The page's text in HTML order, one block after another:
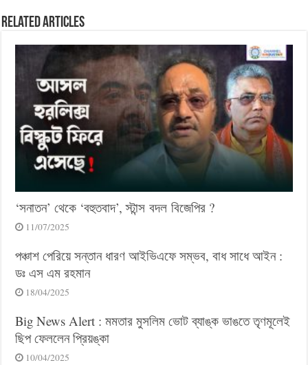
Related Articles
‘সনাতন’ থেকে ‘বহুতবাদ’, স্টান্স বদল বিজেপির ?
11/07/2025
পঞ্চাশ পেরিয়ে সন্তান ধারণ আইভিএফে সম্ভব, বাধ সাধে আইন :
ডঃ এস এম রহমান
18/04/2025
Big News Alert : মমতার মুসলিম ভোট ব্যাঙ্ক ভাঙতে তৃণমূলেই
ছিপ ফেললেন প্রিয়ঙ্কা
10/04/2025